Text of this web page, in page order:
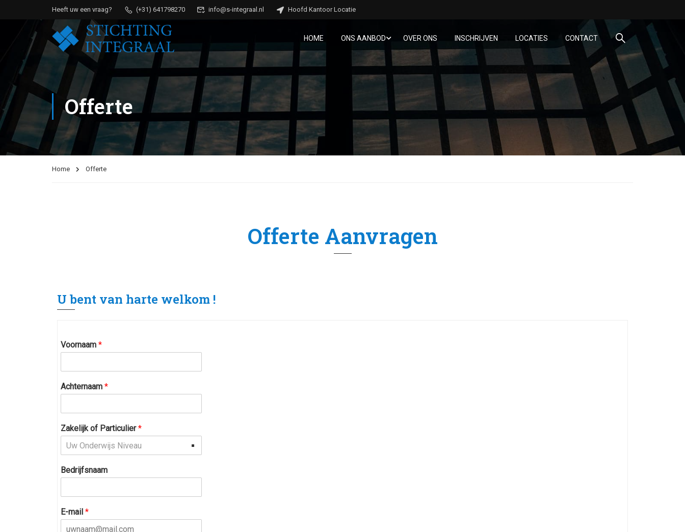
Heeft uw een vraag? (+31) 641798270 info@s-integraal.nl Hoofd Kantoor Locatie
HOME ONS AANBOD OVER ONS INSCHRIJVEN LOCATIES CONTACT
Offerte
Home Offerte
Offerte Aanvragen
U bent van harte welkom !
Voornaam *
Achternaam *
Zakelijk of Particulier*
Uw Onderwijs Niveau
Bedrijfsnaam
E-mail *